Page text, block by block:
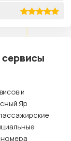
сервисы
и
Яр